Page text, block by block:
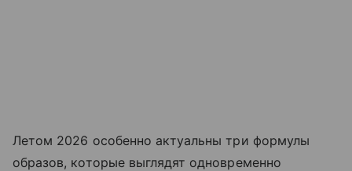
Летом 2026 особенно актуальны три формулы
образов, которые выглядят одновременно